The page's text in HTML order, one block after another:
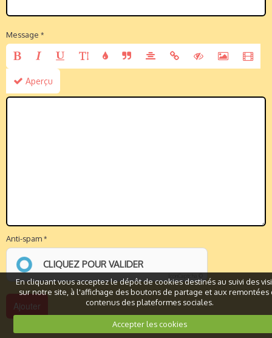
Message
Aperçu
Anti-spam
CLIQUEZ POUR VALIDER
En cliquant vous acceptez le dépôt de cookies destinés au suivi des
sur notre site, à l'affichage des boutons de partage et aux remontées
contenus des plateformes sociales.
Accepter les cookies